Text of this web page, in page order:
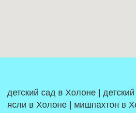
детский сад в Холоне |
ясли в Холоне | мишпахтон в